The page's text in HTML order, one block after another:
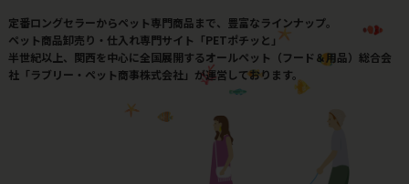
定番ロングセラーからペット専門商品まで、豊富なラインナップ。
ペット商品卸売り・仕入れ専門サイト「PETポチッと」
半世紀以上、関西を中心に全国展開するオールペット（フード＆用品）総合会
社「ラブリー・ペット商事株式会社」が運営しております。